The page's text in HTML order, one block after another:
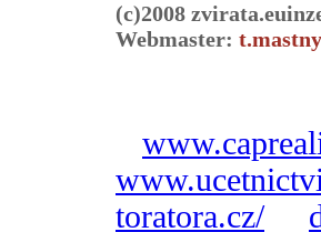
(c)2008
Webmaster:
toratora.cz/